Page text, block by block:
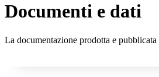
Documenti e dati
La documentazione prodotta e